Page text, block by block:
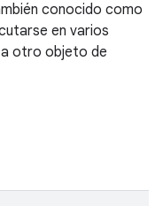
conocido como
en varios
a otro objeto de